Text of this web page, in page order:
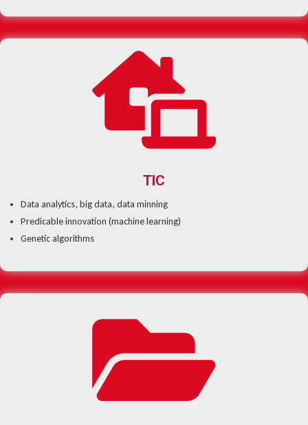
TIC
Data analytics, big data, data minning
Predicable innovation (machine learning)
Genetic algorithms